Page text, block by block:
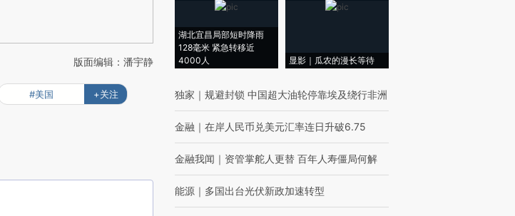
版面编辑：潘宇静
#美国 +关注
湖北宜昌局部短时降雨
128毫米 紧急转移近
4000人
显影｜瓜农的漫长等待
独家 ｜ 规避封锁 中国超大油轮停靠埃及绕行非洲
金融 ｜ 在岸人民币兑美元汇率连日升破6.75
金融我闻 ｜ 资管掌舵人更替 百年人寿僵局何解
能源 ｜ 多国出台光伏新政加速转型